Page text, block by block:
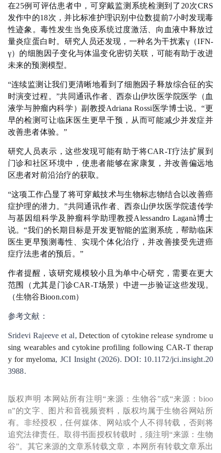
在25例可评估患者中，可穿戴监测系统检测到了20次CRS
发作中的18次，并比标准护理识别中位数提前7小时发现毒
性迹象。毒性发生当免疫系统过度激活、向血液中释放过
量炎症蛋白时。研究人员还发现，一种名为干扰素γ（IFN-
γ）的细胞因子变化与体温变化密切关联，可能有助于改进
未来的预测模型。
“连续监测让我们更清晰地看到了细胞因子释放综合征的实
时演变过程。”共同通讯作者、西奈山伊坎医学院医学（血
液学与肿瘤内科学）副教授Adriana Rossi医学博士说。“更
早的检测可让临床医生更早干预，从而可能减少并发症并
改善患者体验。”
研究人员表示，这些发现可能有助于将CAR-T疗法扩展到
门诊和社区环境中，使患者能够在家康复，并改善偏远地
区患者对前沿治疗的获取。
“这项工作凸显了将可穿戴技术与生物标志物结合以改善癌
症护理的潜力。”共同通讯作者、西奈山伊坎医学院遗传学
与基因组科学及肿瘤科学助理教授Alessandro Laganà博士
说。“我们的长期目标是开发更智能的监测系统，帮助临床
医生更早预测毒性、实现个体化治疗，并改善接受先进癌
症疗法患者的预后。”
作者提醒，该研究规模较小且为单中心研究，需要在更大
范围（尤其是门诊CAR-T场景）中进一步验证这些发现。
（生物谷Bioon.com）
参考文献：
Sridevi Rajeeve et al,Detection of cytokine release syndrome u
sing wearables and cytokine profiling following CAR-T therap
y for myeloma, JCI Insight (2026). DOI: 10.1172/jci.insight.20
3988.
版权声明 本网站所有注明“来源：生物谷”或“来源：bioo
n”的文字、图片和音视频资料，版权均属于生物谷网站所
有。非经授权，任何媒体、网站或个人不得转载，否则将
追究法律责任。取得书面授权转载时，须注明“来源：生物
谷”。其它来源的文章系转载文章，本网所有转载文章系出